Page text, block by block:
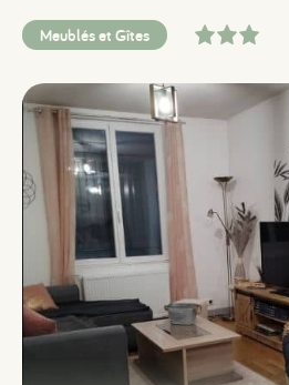
Meublés et Gîtes